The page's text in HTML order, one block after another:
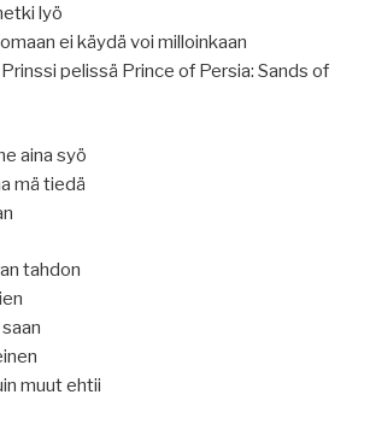
lyö
ei käydä voi milloinkaan
pelissä Prince of Persia: Sands of
aina syö
mä tiedä
tahdon
muut ehtii